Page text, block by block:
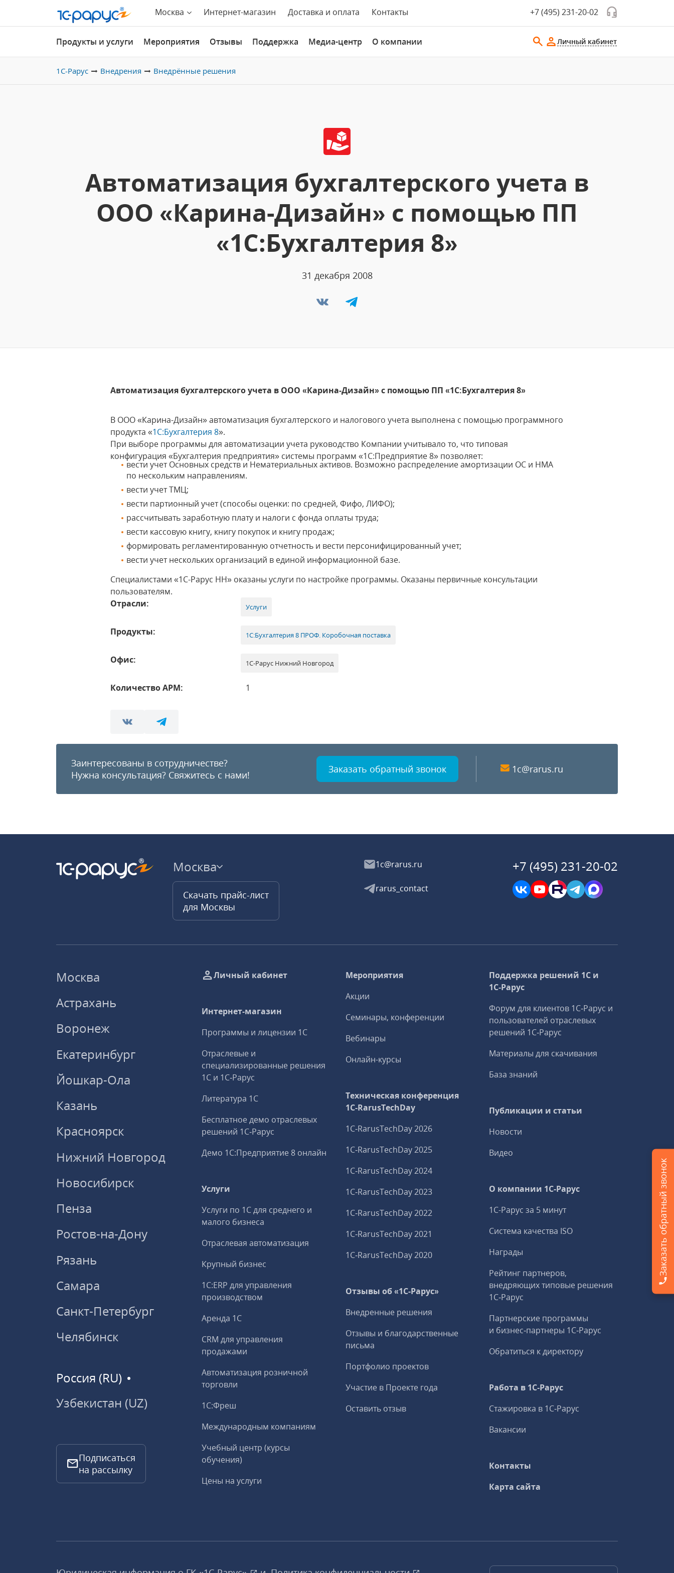
Москва Интернет-магазин Доставка и оплата Контакты +7 (495) 231-20-02
Продукты и услуги Мероприятия Отзывы Поддержка Медиа-центр О компании Личный кабинет
1С-Рарус Внедрения Внедрённые решения
Автоматизация бухгалтерского учета в
ООО «Карина-Дизайн» с помощью ПП
«1С:Бухгалтерия 8»
31 декабря 2008
Автоматизация бухгалтерского учета в ООО «Карина-Дизайн» с помощью ПП «1С:Бухгалтерия 8»
В ООО «Карина-Дизайн» автоматизация бухгалтерского и налогового учета выполнена с помощью программного
продукта «1С:Бухгалтерия 8».
При выборе программы для автоматизации учета руководство Компании учитывало то, что типовая
конфигурация «Бухгалтерия предприятия» системы программ «1С:Предприятие 8» позволяет:
вести учет Основных средств и Нематериальных активов. Возможно распределение амортизации ОС и НМА
по нескольким направлениям.
вести учет ТМЦ;
вести партионный учет (способы оценки: по средней, Фифо, ЛИФО);
рассчитывать заработную плату и налоги с фонда оплаты труда;
вести кассовую книгу, книгу покупок и книгу продаж;
формировать регламентированную отчетность и вести персонифицированный учет;
вести учет нескольких организаций в единой информационной базе.
Специалистами «1С-Рарус НН» оказаны услуги по настройке программы. Оказаны первичные консультации
пользователям.
Отрасли:
Услуги
Продукты: 1С:Бухгалтерия 8 ПРОФ. Коробочная поставка
Офис: 1С-Рарус Нижний Новгород
Количество АРМ: 1
Заинтересованы в сотрудничестве?
Нужна консультация? Свяжитесь с нами! Заказать обратный звонок 1c@rarus.ru
Москва
Скачать прайс-лист
для Москвы
1c@rarus.ru
rarus_contact
+7 (495) 231-20-02
Москва
Астрахань
Воронеж
Екатеринбург
Йошкар-Ола
Казань
Красноярск
Нижний Новгород
Новосибирск
Пенза
Ростов-на-Дону
Рязань
Самара
Санкт-Петербург
Челябинск
Россия (RU)
Узбекистан (UZ)
Подписаться
на рассылку
Личный кабинет
Интернет-магазин
Программы и лицензии 1С
Отраслевые и
специализированные решения
1С и 1С‑Рарус
Литература 1С
Бесплатное демо отраслевых
решений 1С‑Рарус
Демо 1С:Предприятие 8 онлайн
Услуги
Услуги по 1С для среднего и
малого бизнеса
Отраслевая автоматизация
Крупный бизнес
1С:ERP для управления
производством
Аренда 1С
CRM для управления
продажами
Автоматизация розничной
торговли
1С:Фреш
Международным компаниям
Учебный центр (курсы
обучения)
Цены на услуги
Мероприятия
Акции
Семинары, конференции
Вебинары
Онлайн-курсы
Техническая конференция
1C‑RarusTechDay
1C‑RarusTechDay 2026
1C‑RarusTechDay 2025
1C‑RarusTechDay 2024
1C‑RarusTechDay 2023
1C‑RarusTechDay 2022
1C‑RarusTechDay 2021
1C‑RarusTechDay 2020
Отзывы об «1С-Рарус»
Внедренные решения
Отзывы и благодарственные
письма
Портфолио проектов
Участие в Проекте года
Оставить отзыв
Поддержка решений 1С и
1С‑Рарус
Форум для клиентов 1С‑Рарус и
пользователей отраслевых
решений 1С‑Рарус
Материалы для скачивания
База знаний
Публикации и статьи
Новости
Видео
О компании 1C-Рарус
1С-Рарус за 5 минут
Система качества ISO
Награды
Рейтинг партнеров,
внедряющих типовые решения
1С‑Рарус
Партнерские программы
и бизнес‑партнеры 1С‑Рарус
Обратиться к директору
Работа в 1С‑Рарус
Стажировка в 1С‑Рарус
Вакансии
Контакты
Карта сайта
Заказать обратный звонок